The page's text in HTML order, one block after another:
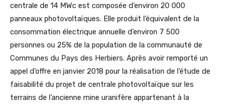
centrale de 14 MWc est composée d’environ 20 000
panneaux photovoltaïques. Elle produit l’équivalent de la
consommation électrique annuelle d’environ 7 500
personnes ou 25% de la population de la communauté de
Communes du Pays des Herbiers. Après avoir remporté un
appel d’offre en janvier 2018 pour la réalisation de l’étude de
faisabilité du projet de centrale photovoltaïque sur les
terrains de l’ancienne mine uranifère appartenant à la